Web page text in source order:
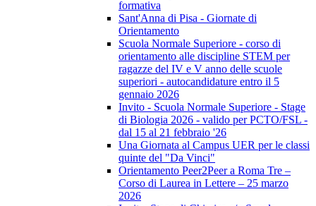
formativa
Sant'Anna di Pisa - Giornate di
Orientamento
Scuola Normale Superiore - corso di
orientamento alle discipline STEM per
ragazze del IV e V anno delle scuole
superiori - autocandidature entro il 5
gennaio 2026
Invito - Scuola Normale Superiore - Stage
di Biologia 2026 - valido per PCTO/FSL -
dal 15 al 21 febbraio '26
Una Giornata al Campus UER per le classi
quinte del "Da Vinci"
Orientamento Peer2Peer a Roma Tre –
Corso di Laurea in Lettere – 25 marzo
2026